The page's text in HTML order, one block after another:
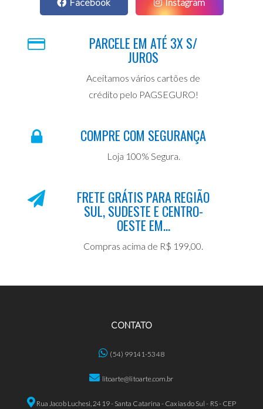
PARCELE EM ATÉ 3X S/
JUROS
Aceitamos vários cartões de
crédito pelo PAGSEGURO!
COMPRE COM SEGURANÇA
Loja 100% Segura.
FRETE GRÁTIS PARA REGIÃO
SUL, SUDESTE E CENTRO-
OESTE EM...
Compras acima de R$ 199,00.
CONTATO
(54) 99141-5348
litoarte@litoarte.com.br
Rua Jacob Luchesi, 2419 - Santa Catarina - Caxias do Sul - RS - CEP